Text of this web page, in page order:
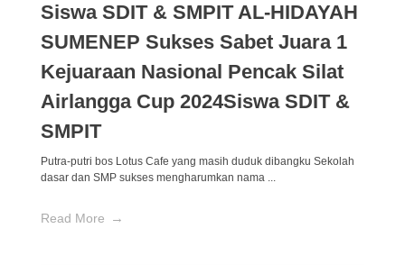
Siswa SDIT & SMPIT AL-HIDAYAH
SUMENEP Sukses Sabet Juara 1
Kejuaraan Nasional Pencak Silat
Airlangga Cup 2024Siswa SDIT &
SMPIT
Putra-putri bos Lotus Cafe yang masih duduk dibangku Sekolah
dasar dan SMP sukses mengharumkan nama ...
Read More